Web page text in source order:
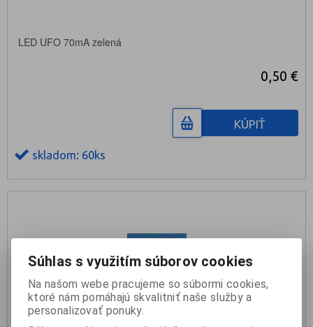
LED UFO 70mA zelená
0,50 €
KÚPIŤ
skladom: 60ks
Súhlas s využitím súborov cookies
Na našom webe pracujeme so súbormi cookies,
ktoré nám pomáhajú skvalitniť naše služby a
personalizovať ponuky.